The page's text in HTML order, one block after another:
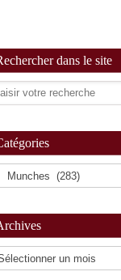
dans le site